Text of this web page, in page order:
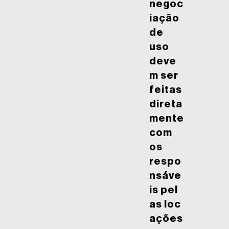
negoc
iação
de
uso
deve
m ser
feitas
direta
mente
com
os
respo
nsáve
is pel
as loc
ações